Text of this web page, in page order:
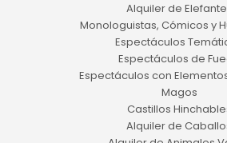
Alquiler de
Monologuistas, Cómicos y
Espectáculos
Espectáculos de
Espectáculos con
Magos
Castillos
Alquiler de